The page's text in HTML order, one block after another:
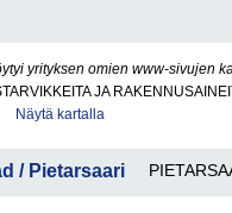
yrityksen omien www-sivujen
JA
Näytä kartalla
/ Pietarsaari